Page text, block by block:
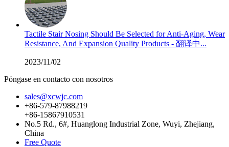
Tactile Stair Nosing Should Be Selected for Anti-Aging, Wear
Resistance, And Expansion Quality Products - 翻译中...
2023/11/02
Póngase en contacto con nosotros
sales@xcwjc.com
+86-579-87988219
+86-15867910531
No.5 Rd., 6#, Huanglong Industrial Zone, Wuyi, Zhejiang,
China
Free Quote